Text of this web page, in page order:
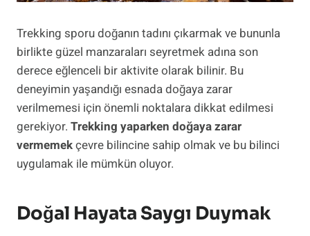
Trekking sporu doğanın tadını çıkarmak ve bununla
birlikte güzel manzaraları seyretmek adına son
derece eğlenceli bir aktivite olarak bilinir. Bu
deneyimin yaşandığı esnada doğaya zarar
verilmemesi için önemli noktalara dikkat edilmesi
gerekiyor. Trekking yaparken doğaya zarar
vermemekçevre bilincine sahip olmak ve bu bilinci
uygulamak ile mümkün oluyor.
Doğal Hayata Saygı Duymak